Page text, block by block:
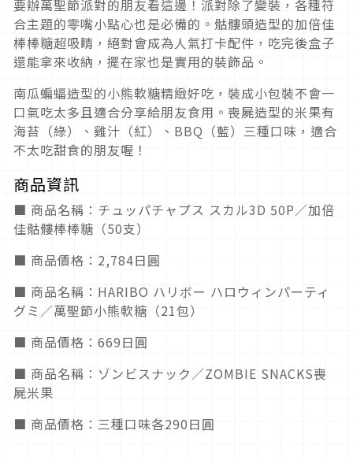
要辦萬聖節派對的朋友看這邊！派對除了變裝，各種符
合主題的零嘴小點心也是必備的。骷髏頭造型的加倍佳
棒棒糖超吸睛，絕對會成為人氣打卡配件，吃完後盒子
還能拿來收納，擺在家也是實用的裝飾品。
南瓜蝙蝠造型的小熊軟糖精緻好吃，裝成小包裝不會一
口氣吃太多且適合分享給朋友食用。喪屍造型的米果有
海苔（綠）、雞汁（紅）、BBQ（藍）三種口味，適合
不太吃甜食的朋友喔！
商品資訊
■ 商品名稱：チュッパチャプス スカル3D 50P／加倍
佳骷髏棒棒糖（50支）
■ 商品價格：2,784日圓
■ 商品名稱：HARIBO ハリボー ハロウィンパーティ
グミ／萬聖節小熊軟糖（21包）
■ 商品價格：669日圓
■ 商品名稱：ゾンビスナック／ZOMBIE SNACKS喪
屍米果
■ 商品價格：三種口味各290日圓